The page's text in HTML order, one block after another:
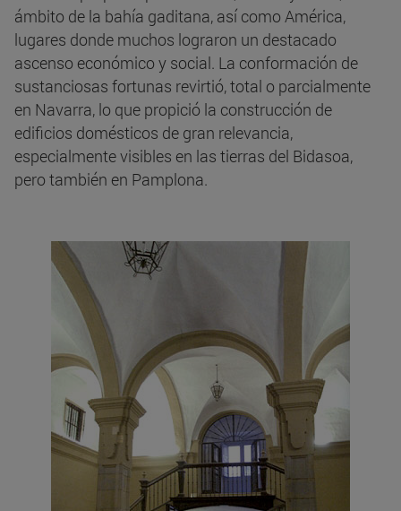
ámbito de la bahía gaditana, así como América,
lugares donde muchos lograron un destacado
ascenso económico y social. La conformación de
sustanciosas fortunas revirtió, total o parcialmente
en Navarra, lo que propició la construcción de
edificios domésticos de gran relevancia,
especialmente visibles en las tierras del Bidasoa,
pero también en Pamplona.